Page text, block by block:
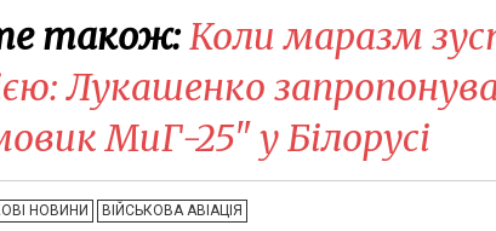
також:Коли маразм
Лукашенко
МиГ-25" у Білорусі
НОВИНИ ВІЙСЬКОВА АВІАЦІЯ